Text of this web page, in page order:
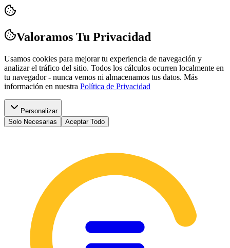
Valoramos Tu Privacidad
Usamos cookies para mejorar tu experiencia de navegación y
analizar el tráfico del sitio. Todos los cálculos ocurren localmente en
tu navegador - nunca vemos ni almacenamos tus datos. Más
información en nuestra Política de Privacidad
Personalizar
Solo Necesarias
Aceptar Todo